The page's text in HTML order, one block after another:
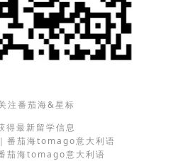
注番茄海&星标
得最新留学信息
番茄海tomago意大利语
茄海tomago意大利语